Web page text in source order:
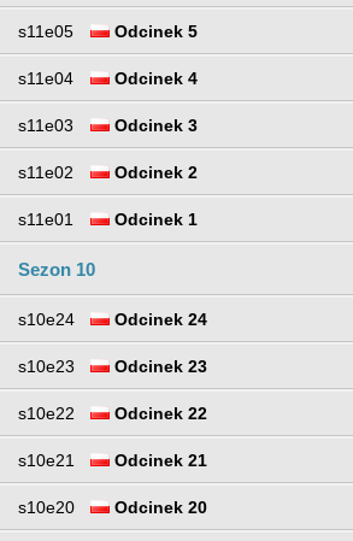
s11e05 Odcinek 5
s11e04 Odcinek 4
s11e03 Odcinek 3
s11e02 Odcinek 2
s11e01 Odcinek 1
Sezon 10
s10e24 Odcinek 24
s10e23 Odcinek 23
s10e22 Odcinek 22
s10e21 Odcinek 21
s10e20 Odcinek 20